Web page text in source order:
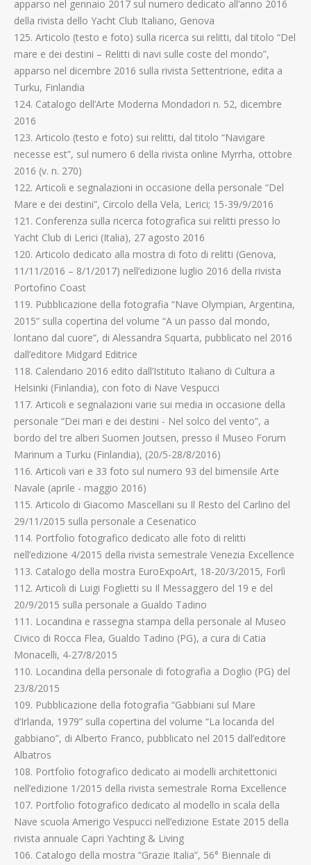
apparso nel gennaio 2017 sul numero dedicato all’anno 2016
della rivista dello Yacht Club Italiano, Genova
125. Articolo (testo e foto) sulla ricerca sui relitti, dal titolo “Del
mare e dei destini – Relitti di navi sulle coste del mondo”,
apparso nel dicembre 2016 sulla rivista Settentrione, edita a
Turku, Finlandia
124. Catalogo dell’Arte Moderna Mondadori n. 52, dicembre
2016
123. Articolo (testo e foto) sui relitti, dal titolo “Navigare
necesse est”, sul numero 6 della rivista online Myrrha, ottobre
2016 (v. n. 270)
122. Articoli e segnalazioni in occasione della personale “Del
Mare e dei destini”, Circolo della Vela, Lerici; 15-39/9/2016
121. Conferenza sulla ricerca fotografica sui relitti presso lo
Yacht Club di Lerici (Italia), 27 agosto 2016
120. Articolo dedicato alla mostra di foto di relitti (Genova,
11/11/2016 – 8/1/2017) nell’edizione luglio 2016 della rivista
Portofino Coast
119. Pubblicazione della fotografia “Nave Olympian, Argentina,
2015” sulla copertina del volume “A un passo dal mondo,
lontano dal cuore”, di Alessandra Squarta, pubblicato nel 2016
dall’editore Midgard Editrice
118. Calendario 2016 edito dall’Istituto Italiano di Cultura a
Helsinki (Finlandia), con foto di Nave Vespucci
117. Articoli e segnalazioni varie sui media in occasione della
personale “Dei mari e dei destini - Nel solco del vento”, a
bordo del tre alberi Suomen Joutsen, presso il Museo Forum
Marinum a Turku (Finlandia), (20/5-28/8/2016)
116. Articoli vari e 33 foto sul numero 93 del bimensile Arte
Navale (aprile - maggio 2016)
115. Articolo di Giacomo Mascellani su Il Resto del Carlino del
29/11/2015 sulla personale a Cesenatico
114. Portfolio fotografico dedicato alle foto di relitti
nell’edizione 4/2015 della rivista semestrale Venezia Excellence
113. Catalogo della mostra EuroExpoArt, 18-20/3/2015, Forlì
112. Articoli di Luigi Foglietti su Il Messaggero del 19 e del
20/9/2015 sulla personale a Gualdo Tadino
111. Locandina e rassegna stampa della personale al Museo
Civico di Rocca Flea, Gualdo Tadino (PG), a cura di Catia
Monacelli, 4-27/8/2015
110. Locandina della personale di fotografia a Doglio (PG) del
23/8/2015
109. Pubblicazione della fotografia “Gabbiani sul Mare
d’Irlanda, 1979” sulla copertina del volume “La locanda del
gabbiano”, di Alberto Franco, pubblicato nel 2015 dall’editore
Albatros
108. Portfolio fotografico dedicato ai modelli architettonici
nell’edizione 1/2015 della rivista semestrale Roma Excellence
107. Portfolio fotografico dedicato al modello in scala della
Nave scuola Amerigo Vespucci nell’edizione Estate 2015 della
rivista annuale Capri Yachting & Living
106. Catalogo della mostra “Grazie Italia”, 56° Biennale di